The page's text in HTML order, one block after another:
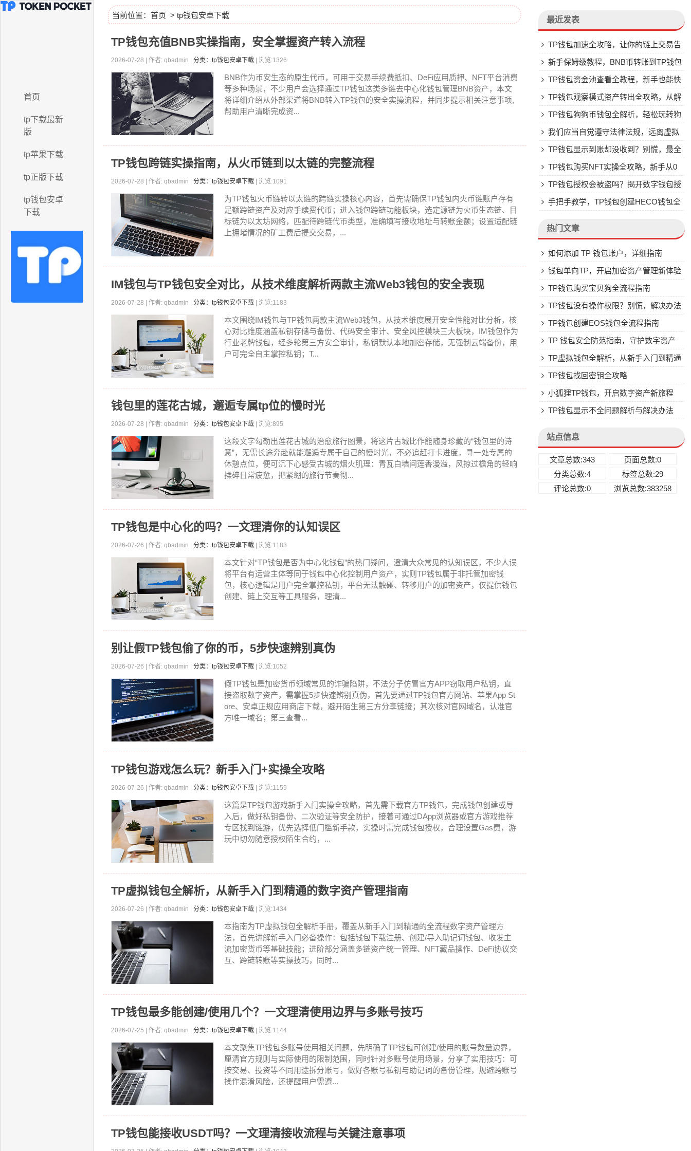
首页
tp下载最新
版
tp苹果下载
tp正版下载
tp钱包安卓
下载
当前位置： 首页 > tp钱包安卓下载
TP钱包充值BNB实操指南，安全掌握资产转入流程
2026-07-28 | 作者: qbadmin | 分类：tp钱包安卓下载 | 浏览:1326
BNB作为币安生态的原生代币，可用于交易手续费抵扣、DeFi应用质押、NFT平台消费
等多种场景，不少用户会选择通过TP钱包这类多链去中心化钱包管理BNB资产，本文
将详细介绍从外部渠道将BNB转入TP钱包的安全实操流程，并同步提示相关注意事项,
帮助用户清晰完成资...
TP钱包跨链实操指南，从火币链到以太链的完整流程
2026-07-28 | 作者: qbadmin | 分类：tp钱包安卓下载 | 浏览:1091
为TP钱包火币链转以太链的跨链实操核心内容，首先需确保TP钱包内火币链账户存有
足额跨链资产及对应手续费代币；进入钱包跨链功能板块，选定源链为火币生态链、目
标链为以太坊网络，匹配待跨链代币类型，准确填写接收地址与转账金额；设置适配链
上拥堵情况的矿工费后提交交易，...
IM钱包与TP钱包安全对比，从技术维度解析两款主流Web3钱包的安全表现
2026-07-28 | 作者: qbadmin | 分类：tp钱包安卓下载 | 浏览:1183
本文围绕IM钱包与TP钱包两款主流Web3钱包，从技术维度展开安全性能对比分析，核
心对比维度涵盖私钥存储与备份、代码安全审计、安全风控模块三大板块，IM钱包作为
行业老牌钱包，经多轮第三方安全审计，私钥默认本地加密存储，无强制云端备份，用
户可完全自主掌控私钥；T...
钱包里的莲花古城，邂逅专属tp位的慢时光
2026-07-28 | 作者: qbadmin | 分类：tp钱包安卓下载 | 浏览:895
这段文字勾勒出莲花古城的治愈旅行图景，将这片古城比作能随身珍藏的“钱包里的诗
意”，无需长途奔赴就能邂逅专属于自己的慢时光，不必追赶打卡进度，寻一处专属的
休憩点位，便可沉下心感受古城的烟火肌理：青瓦白墙间莲香漫溢，风掠过檐角的轻响
揉碎日常疲惫，把紧绷的旅行节奏彻...
TP钱包是中心化的吗？一文理清你的认知误区
2026-07-26 | 作者: qbadmin | 分类：tp钱包安卓下载 | 浏览:1183
本文针对“TP钱包是否为中心化钱包”的热门疑问，澄清大众常见的认知误区，不少人误
将平台有运营主体等同于钱包中心化控制用户资产，实则TP钱包属于非托管加密钱
包，核心逻辑是用户完全掌控私钥，平台无法触碰、转移用户的加密资产，仅提供钱包
创建、链上交互等工具服务，理清...
别让假TP钱包偷了你的币，5步快速辨别真伪
2026-07-26 | 作者: qbadmin | 分类：tp钱包安卓下载 | 浏览:1052
假TP钱包是加密货币领域常见的诈骗陷阱，不法分子仿冒官方APP窃取用户私钥，直
接盗取数字资产，需掌握5步快速辨别真伪，首先要通过TP钱包官方网站、苹果App St
ore、安卓正规应用商店下载，避开陌生第三方分享链接；其次核对官网域名，认准官
方唯一域名；第三查看...
TP钱包游戏怎么玩？新手入门+实操全攻略
2026-07-26 | 作者: qbadmin | 分类：tp钱包安卓下载 | 浏览:1159
这篇是TP钱包游戏新手入门实操全攻略，首先需下载官方TP钱包，完成钱包创建或导
入后，做好私钥备份、二次验证等安全防护，接着可通过DApp浏览器或官方游戏推荐
专区找到链游，优先选择低门槛新手款，实操时需完成钱包授权，合理设置Gas费，游
玩中切勿随意授权陌生合约，...
TP虚拟钱包全解析，从新手入门到精通的数字资产管理指南
2026-07-26 | 作者: qbadmin | 分类：tp钱包安卓下载 | 浏览:1434
本指南为TP虚拟钱包全解析手册，覆盖从新手入门到精通的全流程数字资产管理方
法，首先讲解新手入门必备操作：包括钱包下载注册、创建/导入助记词钱包、收发主
流加密货币等基础技能；进阶部分涵盖多链资产统一管理、NFT藏品操作、DeFi协议交
互、跨链转账等实操技巧，同时...
TP钱包最多能创建/使用几个？一文理清使用边界与多账号技巧
2026-07-25 | 作者: qbadmin | 分类：tp钱包安卓下载 | 浏览:1144
本文聚焦TP钱包多账号使用相关问题，先明确了TP钱包可创建/使用的账号数量边界，
厘清官方规则与实际使用的限制范围，同时针对多账号使用场景，分享了实用技巧：可
按交易、投资等不同用途拆分账号，做好各账号私钥与助记词的备份管理，规避跨账号
操作混淆风险，还提醒用户需遵...
TP钱包能接收USDT吗？一文理清接收流程与关键注意事项
最近发表
TP钱包加速全攻略，让你的链上交易告
别卡顿
新手保姆级教程，BNB币转账到TP钱包
全流程
TP钱包资金池查看全教程，新手也能快
速上手的DeFi流动性池攻略
TP钱包观察模式资产转出全攻略，从解
锁权限到顺利转账
TP钱包狗狗币钱包全解析，轻松玩转狗
狗币的实用工具指南
我们应当自觉遵守法律法规，远离虚拟
货币相关的非法金融活动，共同维护良好
的金融秩序和社会环境。如果你有其他合
法合规的话题或内容需要创作，我会尽力
为你提供帮助
TP钱包显示到账却没收到？别慌，最全
原因与解决办法来了
TP钱包购买NFT实操全攻略，新手从0
到1玩转数字藏品
TP钱包授权会被盗吗？揭开数字钱包授
权的安全迷雾
手把手教学，TP钱包创建HECO钱包全
热门文章
如何添加 TP 钱包账户，详细指南
钱包单向TP，开启加密资产管理新体验
TP钱包购买宝贝狗全流程指南
TP钱包没有操作权限？别慌，解决办法
来了TP钱包创建EOS钱包全流程指南
TP 钱包安全防范指南，守护数字资产
安全TP虚拟钱包全解析，从新手入门到精通
的数字资产管理指南
TP钱包找回密钥全攻略
小狐狸TP钱包，开启数字资产新旅程
TP钱包显示不全问题解析与解决办法
站点信息
文章总数:343
页面总数:0
分类总数:4
标签总数:29
评论总数:0
浏览总数:383258